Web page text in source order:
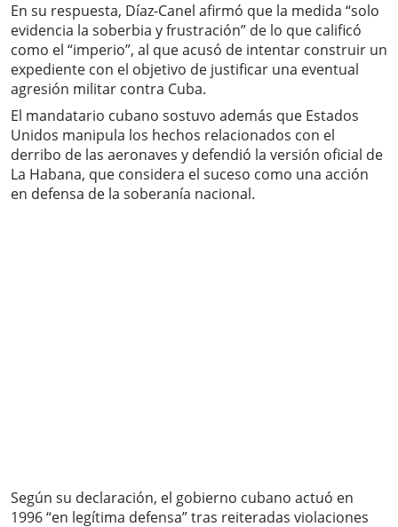
En su respuesta, Díaz-Canel afirmó que la medida “solo
evidencia la soberbia y frustración” de lo que calificó
como el “imperio”, al que acusó de intentar construir un
expediente con el objetivo de justificar una eventual
agresión militar contra Cuba.
El mandatario cubano sostuvo además que Estados
Unidos manipula los hechos relacionados con el
derribo de las aeronaves y defendió la versión oficial de
La Habana, que considera el suceso como una acción
en defensa de la soberanía nacional.
Según su declaración, el gobierno cubano actuó en
1996 “en legítima defensa” tras reiteradas violaciones